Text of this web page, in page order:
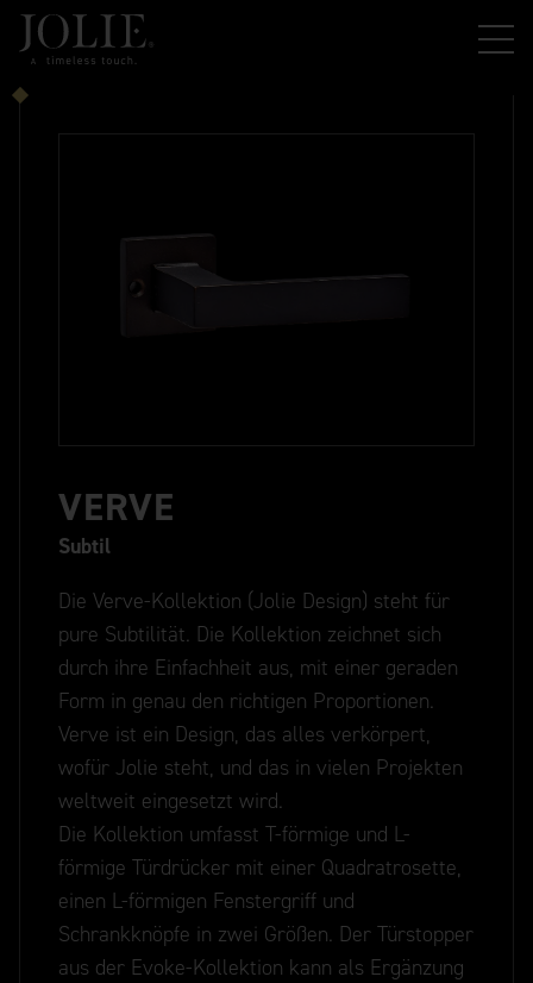
VERVE
Subtil
Die Verve-Kollektion (Jolie Design) steht für
pure Subtilität. Die Kollektion zeichnet sich
durch ihre Einfachheit aus, mit einer geraden
Form in genau den richtigen Proportionen.
Verve ist ein Design, das alles verkörpert,
wofür Jolie steht, und das in vielen Projekten
weltweit eingesetzt wird.
Die Kollektion umfasst T-förmige und L-
förmige Türdrücker mit einer Quadratrosette,
einen L-förmigen Fenstergriff und
Schrankknöpfe in zwei Größen. Der Türstopper
aus der Evoke-Kollektion kann als Ergänzung